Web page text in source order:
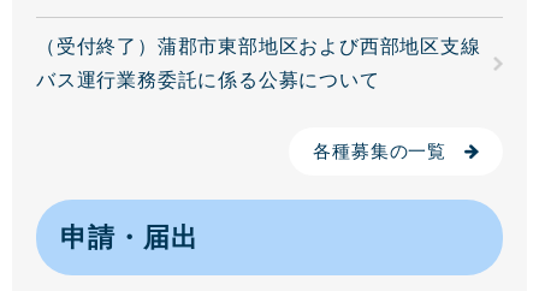
（受付終了）蒲郡市東部地区および西部地区支線
バス運行業務委託に係る公募について
各種募集の一覧
申請・届出